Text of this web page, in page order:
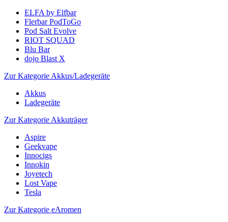
ELFA by Elfbar
Flerbar PodToGo
Pod Salt Evolve
RIOT SQUAD
Blu Bar
dojo Blast X
Zur Kategorie Akkus/Ladegeräte
Akkus
Ladegeräte
Zur Kategorie Akkuträger
Aspire
Geekvape
Innocigs
Innokin
Joyetech
Lost Vape
Tesla
Zur Kategorie eAromen